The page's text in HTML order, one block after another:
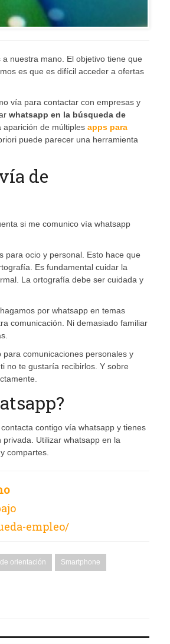
nuestra mano. El objetivo tiene que
es que es difícil acceder a ofertas
vía para contactar con empresas y
whatsapp en la búsqueda de
aparición de múltiples apps para
puede parecer una herramienta
de
si me comunico vía whatsapp
para ocio y personal. Esto hace que
Es fundamental cuidar la
La ortografía debe ser cuidada y
por whatsapp en temas
comunicación. Ni demasiado familiar
comunicaciones personales y
no te gustaría recibirlos. Y sobre
contigo vía whatsapp y tienes
Utilizar whatsapp en la
compartes.
empleo/
orientación Smartphone